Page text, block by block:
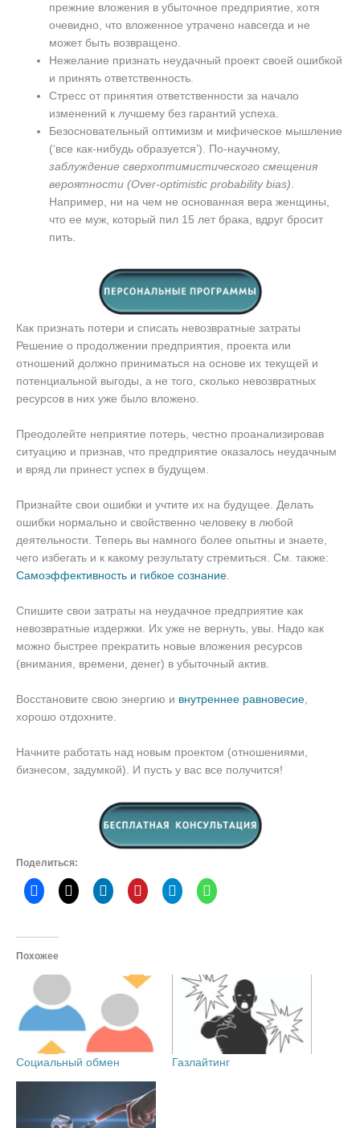
прежние вложения в убыточное предприятие, хотя
очевидно, что вложенное утрачено навсегда и не
может быть возвращено.
Нежелание признать неудачный проект своей ошибкой
и принять ответственность.
Стресс от принятия ответственности за начало
изменений к лучшему без гарантий успеха.
Безосновательный оптимизм и мифическое мышление
(‘все как-нибудь образуется’). По-научному,
заблуждение сверхоптимистического смещения
вероятности (Over-optimistic probability bias)
Например, ни на чем не основанная вера женщины,
что ее муж, который пил 15 лет брака, вдруг бросит
пить.
Как признать потери и списать невозвратные затраты
Решение о продолжении предприятия, проекта или
отношений должно приниматься на основе их текущей и
потенциальной выгоды, а не того, сколько невозвратных
ресурсов в них уже было вложено.
Преодолейте неприятие потерь, честно проанализировав
ситуацию и признав, что предприятие оказалось неудачным
и вряд ли принест успех в будущем.
Признайте свои ошибки и учтите их на будущее. Делать
ошибки нормально и свойственно человеку в любой
деятельности. Теперь вы намного более опытны и знаете,
чего избегать и к какому результату стремиться. См. также:
Самоэффективность и гибкое сознание.
Спишите свои затраты на неудачное предприятие как
невозвратные издержки. Их уже не вернуть, увы. Надо как
можно быстрее прекратить новые вложения ресурсов
(внимания, времени, денег) в убыточный актив.
Восстановите свою энергию и внутреннее равновесие
хорошо отдохните.
Начните работать над новым проектом (отношениями,
бизнесом, задумкой). И пусть у вас все получится!
Поделиться:
Похожее
Социальный обмен Газлайтинг